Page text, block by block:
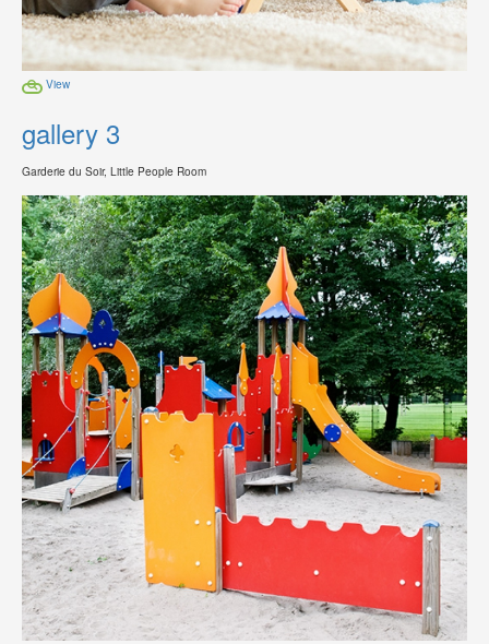
View
gallery 3
Garderie du Soir, Little People Room